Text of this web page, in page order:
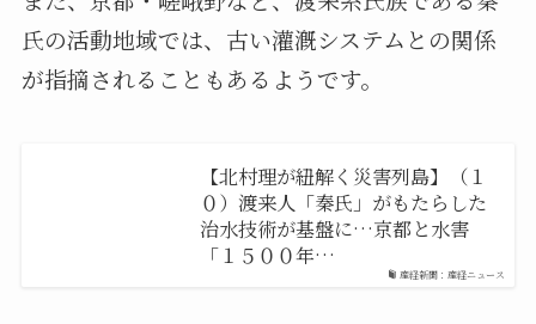
氏の活動地域では、古い灌漑システムとの関係
が指摘されることもあるようです。
産経新聞：産経ニュース
【北村理が紐解く災害列島】（１
０）渡来人「秦氏」がもたらした
治水技術が基盤に…京都と水害
「１５００年…